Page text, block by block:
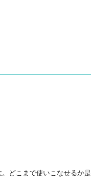
どこまで使いこなせるか